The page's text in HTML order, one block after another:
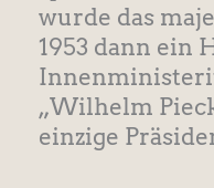
wurde das
1953 dann ein
„Wilhelm
einzige